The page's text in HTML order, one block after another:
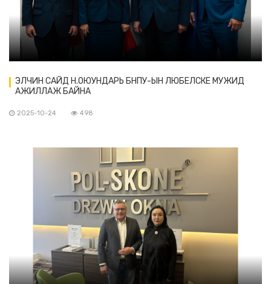
ЭЛЧИН САЙД Н.ОЮУНДАРЬ БНПУ-ЫН ЛЮБЕЛСКЕ МУЖИД
АЖИЛЛАЖ БАЙНА
2025-10-24 498